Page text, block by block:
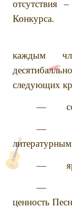
отсутствия
Конкурса.
5.4
каждым
следующих
—
—
—
—
ценность